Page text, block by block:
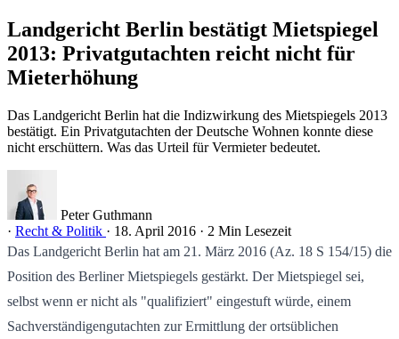
Landgericht Berlin bestätigt Mietspiegel
2013: Privatgutachten reicht nicht für
Mieterhöhung
Das Landgericht Berlin hat die Indizwirkung des Mietspiegels 2013
bestätigt. Ein Privatgutachten der Deutsche Wohnen konnte diese
nicht erschüttern. Was das Urteil für Vermieter bedeutet.
Peter Guthmann
· Recht & Politik · 18. April 2016 · 2 Min Lesezeit
Das Landgericht Berlin hat am 21. März 2016 (Az. 18 S 154/15) die
Position des Berliner Mietspiegels gestärkt. Der Mietspiegel sei,
selbst wenn er nicht als "qualifiziert" eingestuft würde, einem
Sachverständigengutachten zur Ermittlung der ortsüblichen